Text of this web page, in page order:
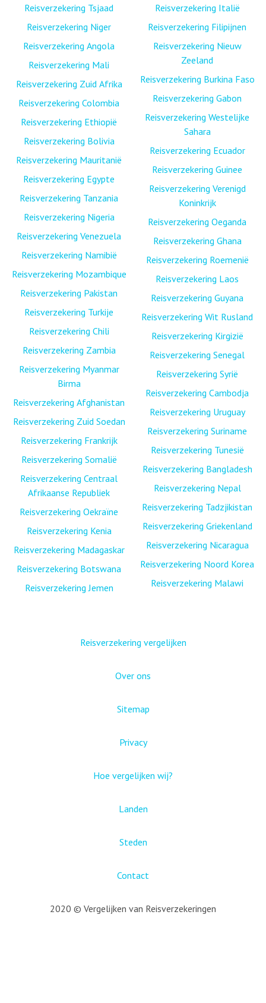
Reisverzekering Tsjaad
Reisverzekering Niger
Reisverzekering Angola
Reisverzekering Mali
Reisverzekering Zuid Afrika
Reisverzekering Colombia
Reisverzekering Ethiopië
Reisverzekering Bolivia
Reisverzekering Mauritanië
Reisverzekering Egypte
Reisverzekering Tanzania
Reisverzekering Nigeria
Reisverzekering Venezuela
Reisverzekering Namibië
Reisverzekering Mozambique
Reisverzekering Pakistan
Reisverzekering Turkije
Reisverzekering Chili
Reisverzekering Zambia
Reisverzekering Myanmar
Birma
Reisverzekering Afghanistan
Reisverzekering Zuid Soedan
Reisverzekering Frankrijk
Reisverzekering Somalië
Reisverzekering Centraal
Afrikaanse Republiek
Reisverzekering Oekraïne
Reisverzekering Kenia
Reisverzekering Madagaskar
Reisverzekering Botswana
Reisverzekering Jemen
Reisverzekering Italië
Reisverzekering Filipijnen
Reisverzekering Nieuw
Zeeland
Reisverzekering Burkina Faso
Reisverzekering Gabon
Reisverzekering Westelijke
Sahara
Reisverzekering Ecuador
Reisverzekering Guinee
Reisverzekering Verenigd
Koninkrijk
Reisverzekering Oeganda
Reisverzekering Ghana
Reisverzekering Roemenië
Reisverzekering Laos
Reisverzekering Guyana
Reisverzekering Wit Rusland
Reisverzekering Kirgizië
Reisverzekering Senegal
Reisverzekering Syrië
Reisverzekering Cambodja
Reisverzekering Uruguay
Reisverzekering Suriname
Reisverzekering Tunesië
Reisverzekering Bangladesh
Reisverzekering Nepal
Reisverzekering Tadzjikistan
Reisverzekering Griekenland
Reisverzekering Nicaragua
Reisverzekering Noord Korea
Reisverzekering Malawi
Reisverzekering vergelijken
Over ons
Sitemap
Privacy
Hoe vergelijken wij?
Landen
Steden
Contact
2020 © Vergelijken van Reisverzekeringen